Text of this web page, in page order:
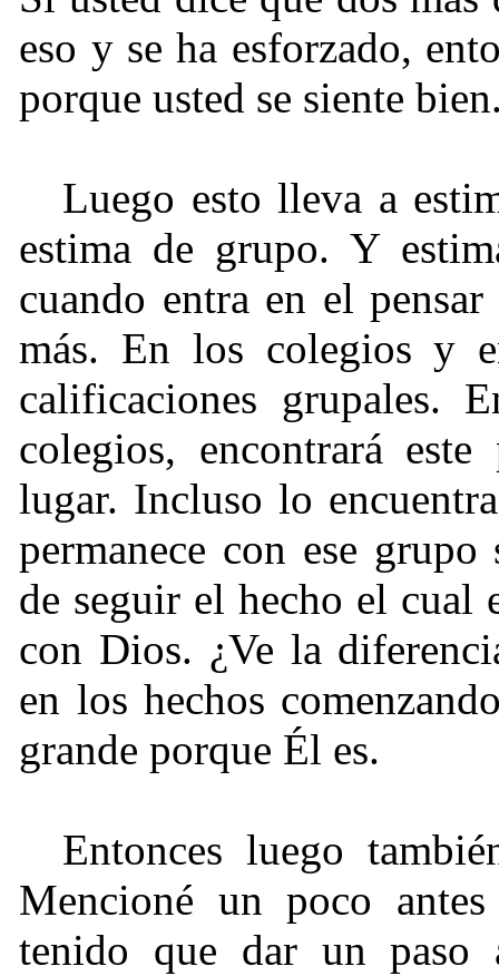
eso y se ha esforzado,
porque usted se siente
Luego esto lleva a
estima de grupo. Y
cuando entra en el
más. En los colegios y
calificaciones grupales.
colegios, encontrará
lugar. Incluso lo
permanece con ese
de seguir el hecho el cual
con Dios. ¿Ve la
en los hechos
grande porque Él es.
Entonces luego
Mencioné un poco
tenido que dar un paso